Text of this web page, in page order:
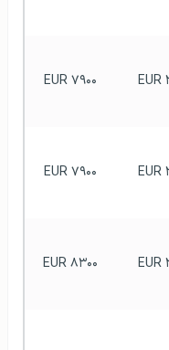
EUR ۷۹۰۰
EUR ۷۹۰۰
EUR ۸۳۰۰